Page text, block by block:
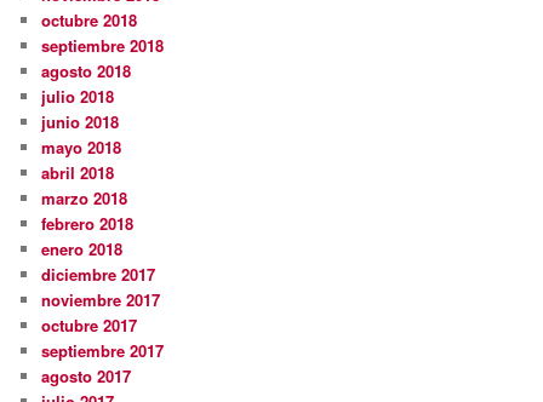
octubre 2018
septiembre 2018
agosto 2018
julio 2018
junio 2018
mayo 2018
abril 2018
marzo 2018
febrero 2018
enero 2018
diciembre 2017
noviembre 2017
octubre 2017
septiembre 2017
agosto 2017